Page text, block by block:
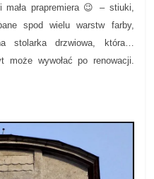
mała prapremiera 😉 – stiuki,
spod wielu warstw farby,
stolarka drzwiowa, która…
wywołać po renowacji.